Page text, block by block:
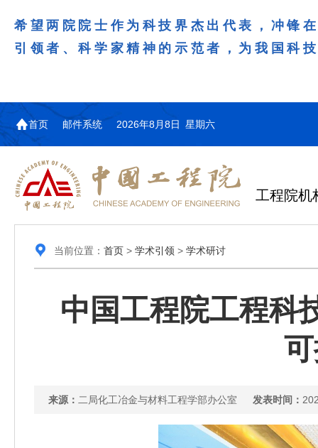
希望两院院士作为科技界杰出代表，冲锋
引领者、科学家精神的示范者，为我国科
首页 邮件系统 2026年8月8日 星期六
工程院机
当前位置： 首页> 学术引领> 学术研讨
中国工程院工程科
来源： 二局化工冶金与材料工程学部办公室 发表时间：